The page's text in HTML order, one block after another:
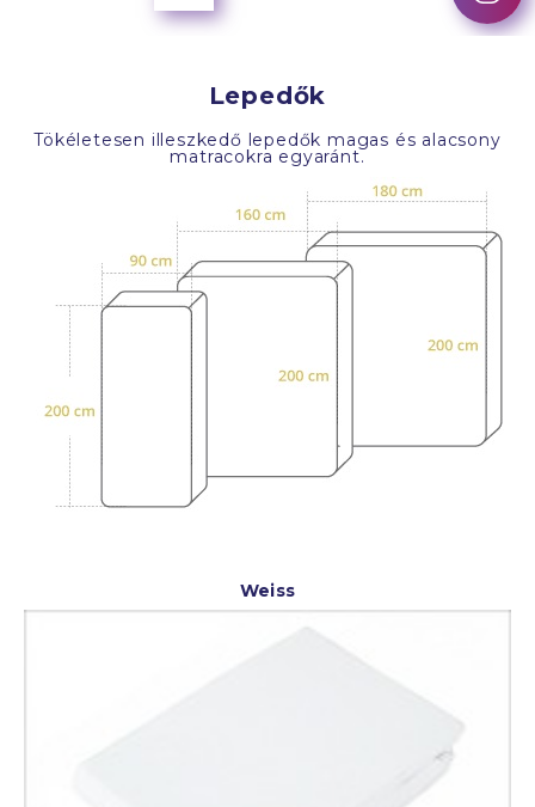
Lepedők
Tökéletesen illeszkedő lepedők magas és alacsony
matracokra egyaránt.
Weiss